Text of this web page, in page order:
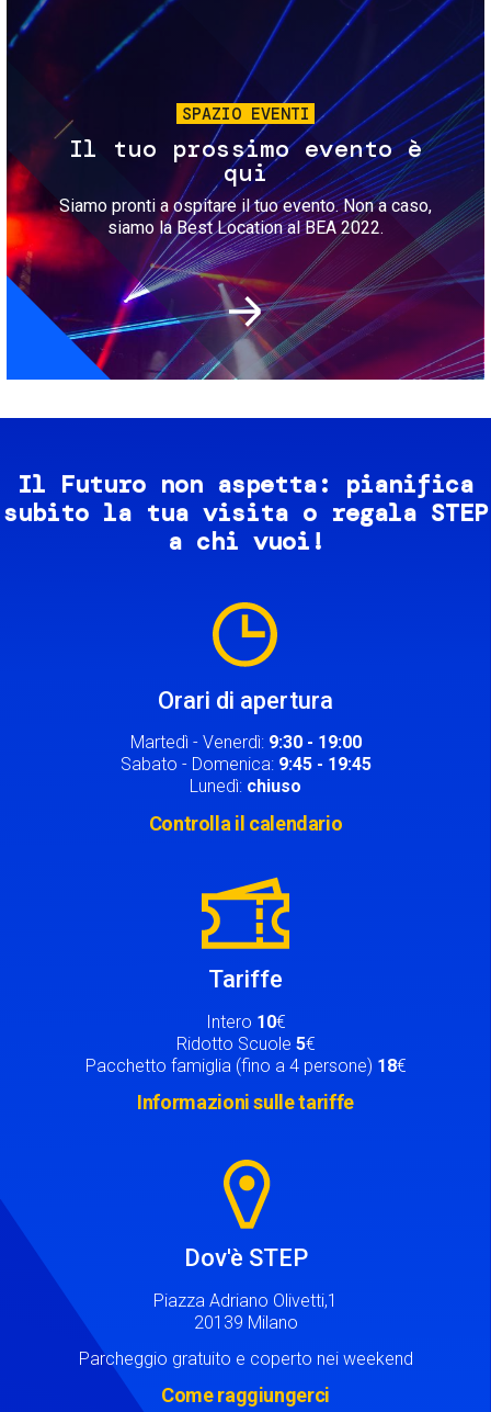
Immagine
SPAZIO EVENTI
Il tuo prossimo evento è
qui
Siamo pronti a ospitare il tuo evento. Non a caso,
siamo la Best Location al BEA 2022.
Il Futuro non aspetta: pianifica
subito la tua visita o regala STEP
a chi vuoi!
Orari di apertura
Martedì - Venerdì: 9:30 - 19:00
Sabato - Domenica: 9:45 - 19:45
Lunedì: chiuso
Controlla il calendario
Tariffe
Intero 10€
Ridotto Scuole 5€
Pacchetto famiglia (fino a 4 persone) 18€
Informazioni sulle tariffe
Dov'è STEP
Piazza Adriano Olivetti,1
20139 Milano
Parcheggio gratuito e coperto nei weekend
Come raggiungerci